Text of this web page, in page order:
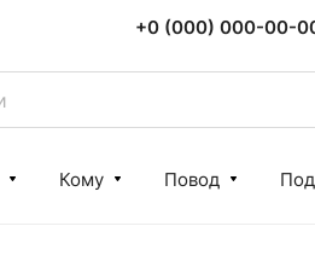
+0 (000) 000-00-
Кому Повод